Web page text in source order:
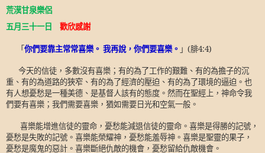
荒漠甘泉樂侶
五月三十一日
歡欣感謝
「你們要靠主常常喜樂。 我再說，你們要喜樂。 」 (腓4:4)
今天的信徒，多數沒有喜樂；有的為了工作的艱難、有的為擔子的沉
重、有的為道路的狹窄、有的為了經濟的壓迫、有的為了環境的逼迫。也
有人想憂愁是一種美德、是基督人該有的態度。然而在聖經上，神命令我
們要有喜樂；我們需要喜樂，猶如需要日光和空氣一般。
喜樂能增進信徒的靈命，憂愁能減退信徒的靈命。喜樂是得勝的記號，
憂愁是失敗的記號。喜樂能榮耀神，憂愁能羞辱神。喜樂是聖靈的果子，
憂愁是魔鬼的惡計。喜樂斷絕仇敵的機會，憂愁留給仇敵機會。